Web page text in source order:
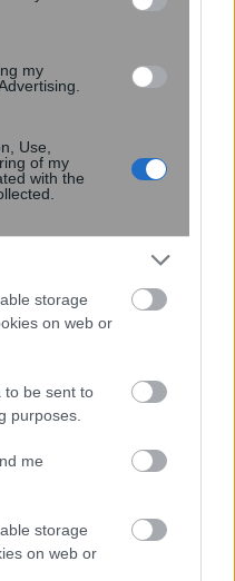
my
Use,
of my
with the
storage
on web or
to be sent to
purposes.
me
storage
on web or
την
να